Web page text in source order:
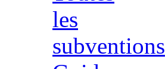
les
subventions